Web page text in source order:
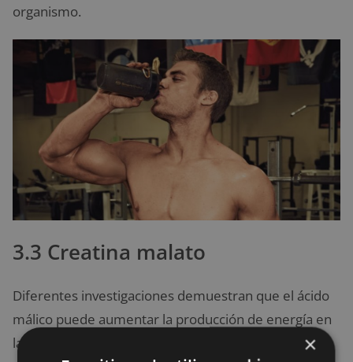
organismo.
3.3 Creatina malato
Diferentes investigaciones demuestran que el ácido
málico puede aumentar la producción de energía en
las células. De esta forma, se tendría un trabajo
×